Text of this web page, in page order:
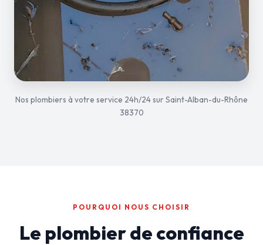
Nos plombiers à votre service 24h/24 sur Saint-Alban-du-Rhône
38370
POURQUOI NOUS CHOISIR
Le plombier de confiance